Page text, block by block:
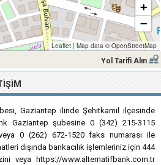
+
−
Leaflet | Map data ©OpenStreetMap
Yol Tarifi Alın
Gaziantep ilinde Şehitkamil ilçesinde
Gaziantep şubesine 0 (342) 215-3115
veya 0 (262) 672-1520 faks numarası ile
dışında bankacılık işlemleriniz için 444
veya https://www.alternatifbank.com.tr